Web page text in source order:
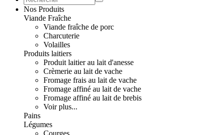
Nos Produits
Viande Fraîche
Viande fraîche de porc
Charcuterie
Volailles
Produits laitiers
Produit laitier au lait d'anesse
Crèmerie au lait de vache
Fromage frais au lait de vache
Fromage affiné au lait de vache
Fromage affiné au lait de brebis
Voir plus...
Pains
Légumes
Courges